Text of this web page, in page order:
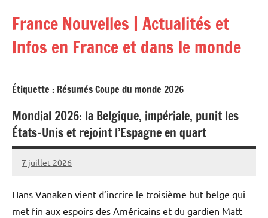
contenu
France Nouvelles | Actualités et
Infos en France et dans le monde
Étiquette : Résumés Coupe du monde 2026
Mondial 2026: la Belgique, impériale, punit les
États-Unis et rejoint l’Espagne en quart
7 juillet 2026
Admins
Hans Vanaken vient d’incrire le troisième but belge qui
met fin aux espoirs des Américains et du gardien Matt